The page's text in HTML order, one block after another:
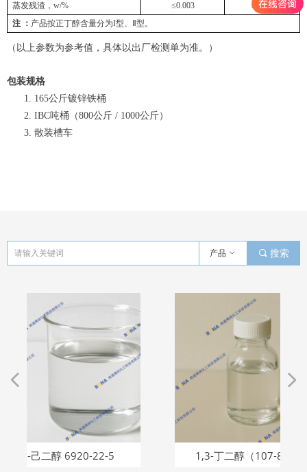
蒸发残渣，w/% ≤0.003
≤0.010
注 ： 产品按正丁醇含量分为I型、 Ⅱ型。
（以上参数为参考值，具体以出厂检测单为准。）
包装规格
165公斤镀锌铁桶
IBC吨桶（800公斤 / 1000公斤）
散装槽车
6920-22-5 1,3-丁二醇（107-88-0）
넳 넲
끠 搜索
产品 ꀁ